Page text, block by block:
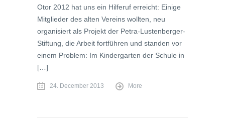
Otor 2012 hat uns ein Hilferuf erreicht: Einige
Mitglieder des alten Vereins wollten, neu
organisiert als Projekt der Petra-Lustenberger-
Stiftung, die Arbeit fortführen und standen vor
einem Problem: Im Kindergarten der Schule in
[…]
24. December 2013 More